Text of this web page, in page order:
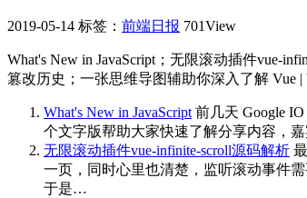
2019-05-14 标签： 前端日报 701View
What's New in JavaScript；无限滚动插件vue-
篡改历史；一张思维导图辅助你深入了解 Vue |
What's New in JavaScript 前几天 Google
个文字版帮助大家快速了解分享内容，
无限滚动插件vue-infinite-scroll源码解析
一页，同时心里也清楚，监听滚动事件
于是…